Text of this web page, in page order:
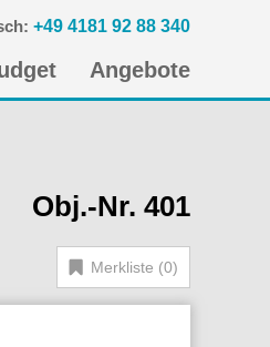
+49 4181 92 88 340
Angebote
Obj.-Nr. 401
Merkliste (0)